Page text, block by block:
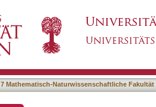
7 Mathematisch-Naturwissenschaftliche Fakultät